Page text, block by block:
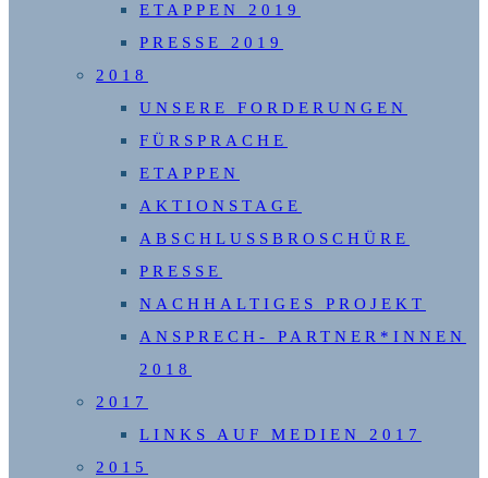
ETAPPEN 2019
PRESSE 2019
2018
UNSERE FORDERUNGEN
FÜRSPRACHE
ETAPPEN
AKTIONSTAGE
ABSCHLUSSBROSCHÜRE
PRESSE
NACHHALTIGES PROJEKT
ANSPRECH- PARTNER*INNEN
2018
2017
LINKS AUF MEDIEN 2017
2015